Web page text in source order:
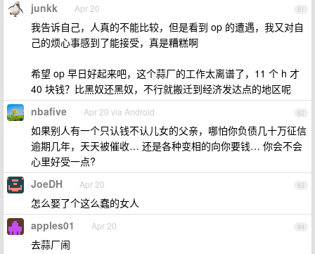
81
junkk Apr 20
我告诉自己，人真的不能比较，但是看到 op 的遭遇，我又对自
己的烦心事感到了能接受，真是糟糕啊
希望 op 早日好起来吧，这个蒜厂的工作太离谱了，11 个 h 才
40 块钱？比黑奴还黑奴，不行就搬迁到经济发达点的地区呢
82
nbafive Apr 20 via Android
如果别人有一个只认钱不认儿女的父亲，哪怕你负债几十万征信
逾期几年，天天被催收… 还是各种变相的向你要钱… 你会不会
心里好受一点?
83
JoeDH Apr 20
怎么娶了个这么蠢的女人
84
apples01 Apr 20
去蒜厂闹